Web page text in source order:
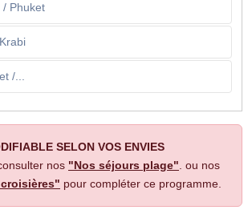
/ Phuket
/...
SELON VOS ENVIES
nos "Nos séjours plage" . ou nos
pour compléter ce programme.